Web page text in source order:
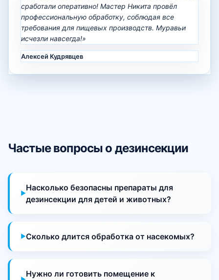
сработали оперативно! Мастер Никита провёл
профессиональную обработку, соблюдая все
требования для пищевых производств. Муравьи
исчезли навсегда!»
Алексей Кудрявцев
Частые вопросы о дезинсекции
Насколько безопасны препараты для
дезинсекции для детей и животных?
Сколько длится обработка от насекомых?
Нужно ли готовить помещение к